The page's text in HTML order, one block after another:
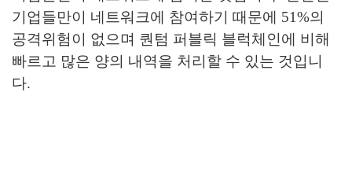
기업들만이 네트워크에 참여하기 때문에 51%의
공격위험이 없으며 퀀텀 퍼블릭 블럭체인에 비해
빠르고 많은 양의 내역을 처리할 수 있는 것입니
다.